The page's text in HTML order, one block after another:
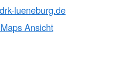
lueneburg.de
Ansicht